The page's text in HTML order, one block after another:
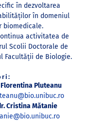
în dezvoltarea
în domeniul
biomedicale.
activitatea de
Scolii Doctorale de
Facultății de Biologie.
Florentina Pluteanu
Cristina Mătanie